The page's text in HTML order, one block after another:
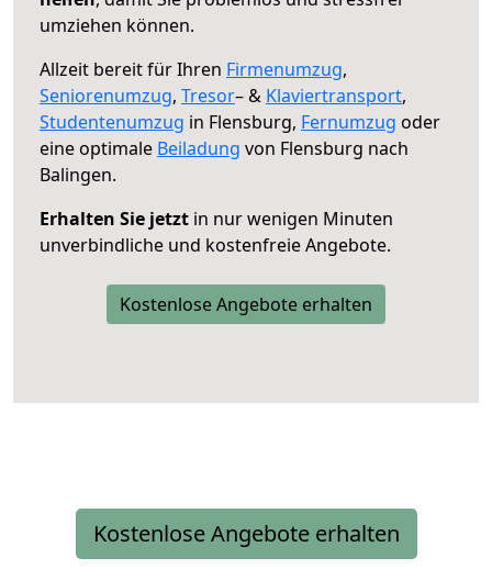
umziehen können.
Allzeit bereit für Ihren Firmenumzug,
Seniorenumzug, Tresor– & Klaviertransport,
Studentenumzug in Flensburg, Fernumzug oder
eine optimale Beiladung von Flensburg nach
Balingen.
Erhalten Sie jetzt in nur wenigen Minuten
unverbindliche und kostenfreie Angebote.
Kostenlose Angebote erhalten
Kostenlose Angebote erhalten